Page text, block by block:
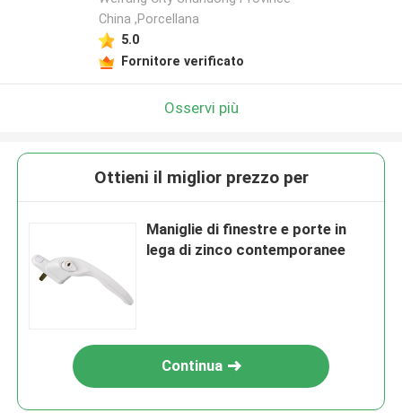
China ,Porcellana
5.0
Fornitore verificato
Osservi più
Ottieni il miglior prezzo per
Maniglie di finestre e porte in
lega di zinco contemporanee
Continua